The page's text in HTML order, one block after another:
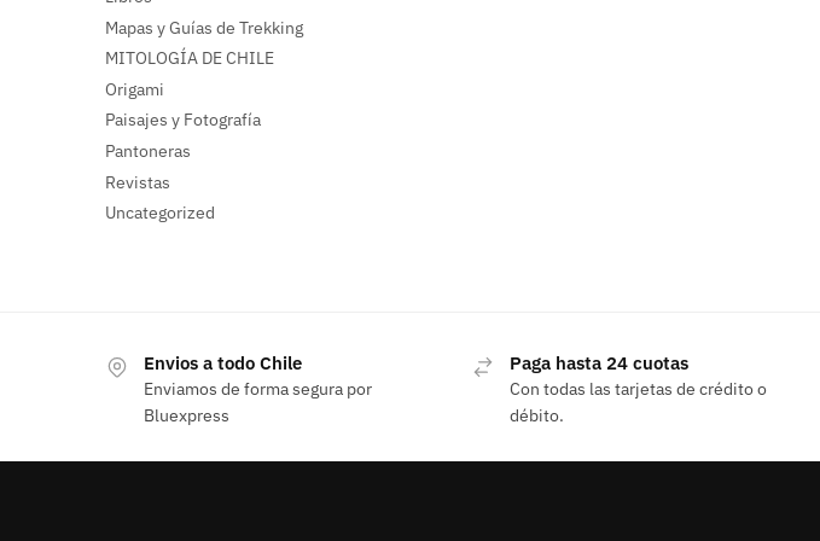
Mapas y Guías de Trekking
MITOLOGÍA DE CHILE
Origami
Paisajes y Fotografía
Pantoneras
Revistas
Uncategorized
Envios a todo Chile
Enviamos de forma segura por
Bluexpress
Paga hasta 24 cuotas
Con todas las tarjetas de crédito o
débito.